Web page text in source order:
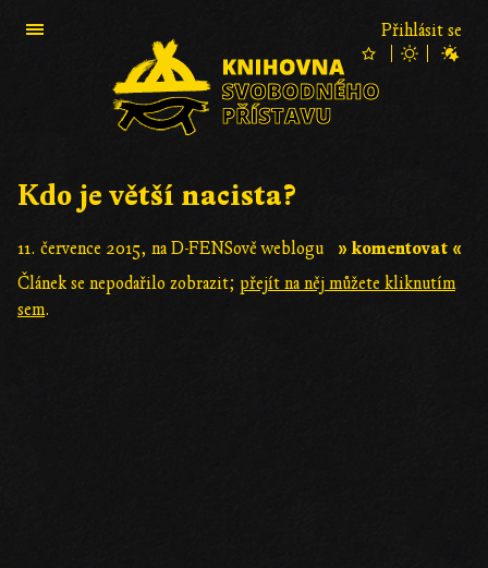
Přihlásit se
Kdo je větší nacista?
11. července 2015, na D-FENSově weblogu » komentovat «
Článek se nepodařilo zobrazit; přejít na něj můžete kliknutím
sem.